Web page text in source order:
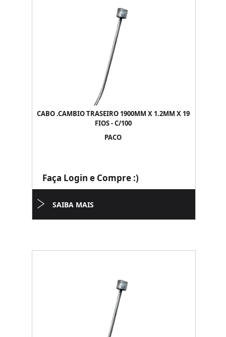
CABO .CAMBIO TRASEIRO 1900MM X 1.2MM X 19
FIOS - C/100
PACO
Faça Login e Compre :)
SAIBA MAIS